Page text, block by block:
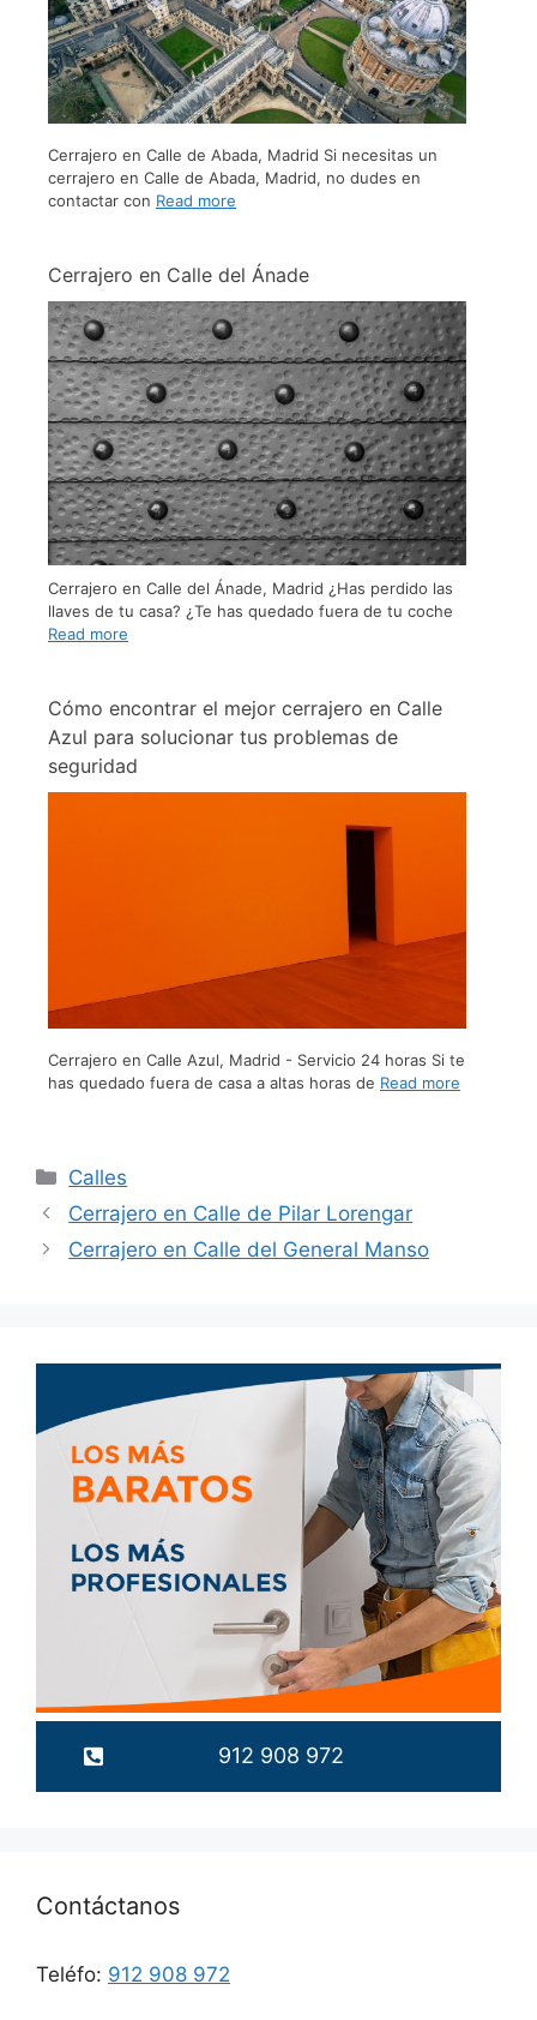
Cerrajero en Calle de Abada, Madrid Si necesitas un
cerrajero en Calle de Abada, Madrid, no dudes en
contactar con Read more
Cerrajero en Calle del Ánade
Cerrajero en Calle del Ánade, Madrid ¿Has perdido las
llaves de tu casa? ¿Te has quedado fuera de tu coche
Read more
Cómo encontrar el mejor cerrajero en Calle
Azul para solucionar tus problemas de
seguridad
Cerrajero en Calle Azul, Madrid - Servicio 24 horas Si te
has quedado fuera de casa a altas horas de Read more
Calles
Cerrajero en Calle de Pilar Lorengar
Cerrajero en Calle del General Manso
912 908 972
Contáctanos
Teléfo: 912 908 972